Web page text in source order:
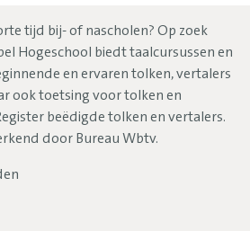
tijd bij- of nascholen? Op zoek
Hogeschool biedt taalcursussen en
en ervaren tolken, vertalers
ook toetsing voor tolken en
beëdigde tolken en vertalers.
door Bureau Wbtv.